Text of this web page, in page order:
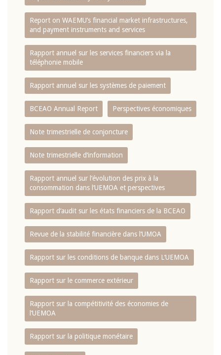
Report on WAEMU’s financial market infrastructures,
and payment instruments and services
Rapport annuel sur les services financiers via la
téléphonie mobile
Rapport annuel sur les systèmes de paiement
BCEAO Annual Report Perspectives économiques
Note trimestrielle de conjoncture
Note trimestrielle d‘information
Rapport annuel sur l‘évolution des prix à la
consommation dans l‘UEMOA et perspectives
Rapport d‘audit sur les états financiers de la BCEAO
Revue de la stabilité financière dans l‘UMOA
Rapport sur les conditions de banque dans L‘UEMOA
Rapport sur le commerce extérieur
Rapport sur la compétitivité des économies de
l‘UEMOA
Rapport sur la politique monétaire